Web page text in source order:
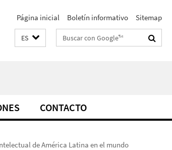
Página inicial Boletín informativo Sitemap
ES Suchbegriffe
CONTACTO
de América Latina en el mundo